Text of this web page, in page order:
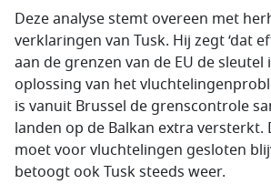
Deze analyse stemt overeen met
verklaringen van Tusk. Hij zegt ‘dat
aan de grenzen van de EU de sleutel
oplossing van het
is vanuit Brussel de grenscontrole
landen op de Balkan extra versterkt.
moet voor vluchtelingen gesloten
betoogt ook Tusk steeds weer.